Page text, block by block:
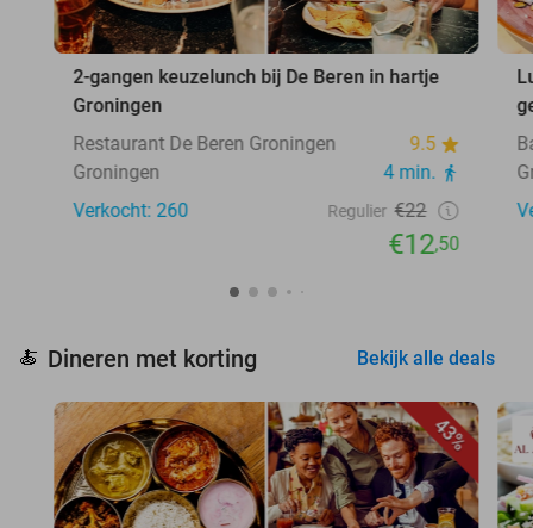
2-gangen keuzelunch bij De Beren in hartje
Groningen
Restaurant De Beren Groningen
9.5
Groningen
4 min.
Verkocht: 260
Regulier €22
€12,50
🍝 Dineren met korting Bekijk alle deals
43%